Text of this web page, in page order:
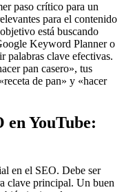
paso crítico para un
para el contenido
está buscando
Keyword Planner o
palabras clave efectivas.
pan casero», tus
de pan» y «hacer
en YouTube:
en el SEO. Debe ser
clave principal. Un buen